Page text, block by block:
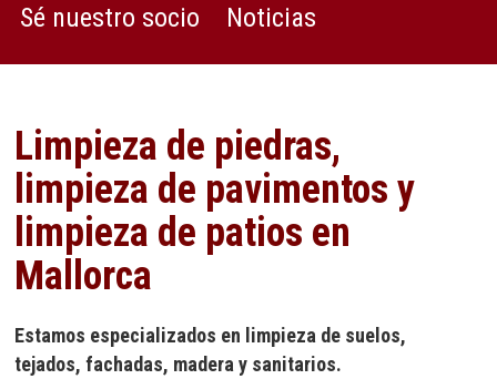
Sé nuestro socio Noticias
Limpieza de piedras,
limpieza de pavimentos y
limpieza de patios en
Mallorca
Estamos especializados en limpieza de suelos,
tejados, fachadas, madera y sanitarios.